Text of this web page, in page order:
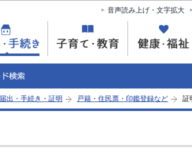
このページの本文へ移動
音声読み上げ・文字拡大
届出・手続き・証明 戸籍・住民票・印鑑登録など 証